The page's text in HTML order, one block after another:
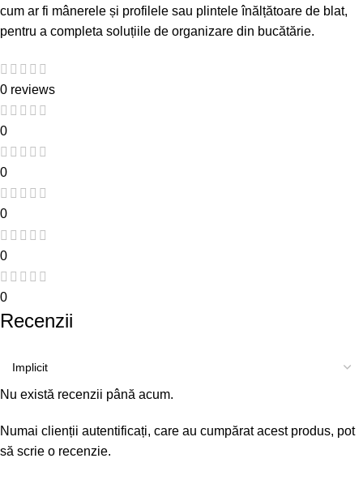
cum ar fi mânerele și profilele sau plintele înălțătoare de blat,
pentru a completa soluțiile de organizare din bucătărie.
0 reviews
0
0
0
0
0
Recenzii
Nu există recenzii până acum.
Numai clienții autentificați, care au cumpărat acest produs, pot
să scrie o recenzie.